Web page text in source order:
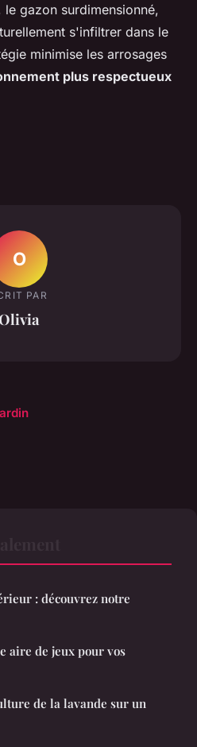
gazon surdimensionné,
s'infiltrer dans le
minimise les arrosages
plus respectueux
O
PAR
: découvrez notre
aire de jeux pour vos
de la lavande sur un